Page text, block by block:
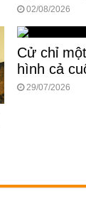
02/08/2026
Cử chỉ
hình cả
29/07/2026